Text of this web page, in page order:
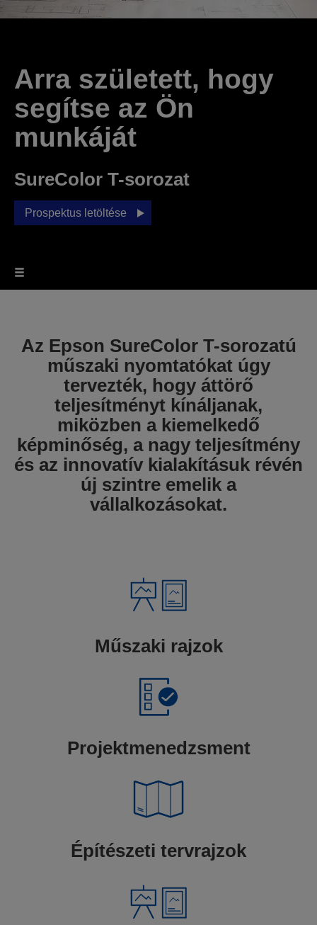
Arra született, hogy
segítse az Ön
munkáját
SureColor T-sorozat
Prospektus letöltése
Az Epson SureColor T-sorozatú
műszaki nyomtatókat úgy
tervezték, hogy áttörő
teljesítményt kínáljanak,
miközben a kiemelkedő
képminőség, a nagy teljesítmény
és az innovatív kialakításuk révén
új szintre emelik a
vállalkozásokat.
Műszaki rajzok
Projektmenedzsment
Építészeti tervrajzok